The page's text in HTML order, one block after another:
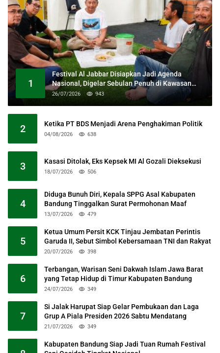
1
Festival Al Jabbar Disiapkan Jadi Agenda
Nasional, Digelar Sebulan Penuh di Kawasan
Masjid Raya Al Jabbar
26/07/2026 943
2 Ketika PT BDS Menjadi Arena Penghakiman Politik
04/08/2026 638
3 Kasasi Ditolak, Eks Kepsek MI Al Gozali Dieksekusi
18/07/2026 506
4
Diduga Bunuh Diri, Kepala SPPG Asal Kabupaten
Bandung Tinggalkan Surat Permohonan Maaf
13/07/2026 479
5
Ketua Umum Persit KCK Tinjau Jembatan Perintis
Garuda II, Sebut Simbol Kebersamaan TNI dan Rakyat
20/07/2026 398
6
Terbangan, Warisan Seni Dakwah Islam Jawa Barat
yang Tetap Hidup di Timur Kabupaten Bandung
24/07/2026 349
7
Si Jalak Harupat Siap Gelar Pembukaan dan Laga
Grup A Piala Presiden 2026 Sabtu Mendatang
21/07/2026 349
Kabupaten Bandung Siap Jadi Tuan Rumah Festival